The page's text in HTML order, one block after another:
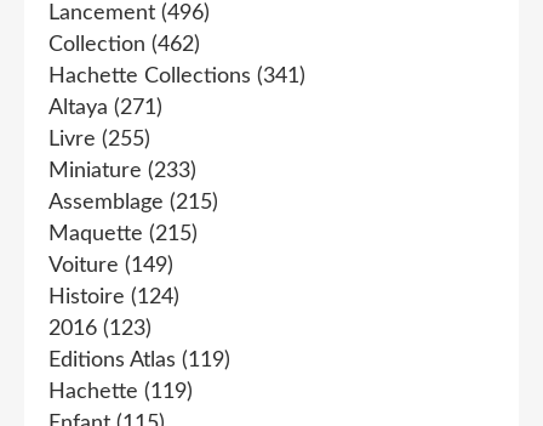
Lancement (496)
Collection (462)
Hachette Collections (341)
Altaya (271)
Livre (255)
Miniature (233)
Assemblage (215)
Maquette (215)
Voiture (149)
Histoire (124)
2016 (123)
Editions Atlas (119)
Hachette (119)